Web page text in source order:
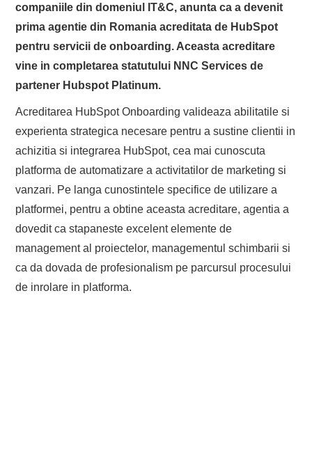
companiile din domeniul IT&C, anunta ca a devenit
prima agentie din Romania acreditata de HubSpot
pentru servicii de onboarding. Aceasta acreditare
vine in completarea statutului NNC Services de
partener Hubspot Platinum.
Acreditarea HubSpot Onboarding valideaza abilitatile si
experienta strategica necesare pentru a sustine clientii in
achizitia si integrarea HubSpot, cea mai cunoscuta
platforma de automatizare a activitatilor de marketing si
vanzari. Pe langa cunostintele specifice de utilizare a
platformei, pentru a obtine aceasta acreditare, agentia a
dovedit ca stapaneste excelent elemente de
management al proiectelor, managementul schimbarii si
ca da dovada de profesionalism pe parcursul procesului
de inrolare in platforma.